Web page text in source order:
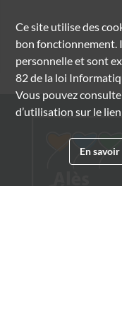
Ce site utilise des
bon fonctionnement.
personnelle et sont
82 de la loi
Vous pouvez
d’utilisation sur le
En